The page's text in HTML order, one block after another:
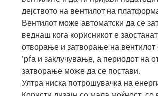
дејството на вентилот на
Вентилот може автоматски да се
веднаш кога корисникот е
отворање и затворање на вентилот
'рѓа и заклучување, а периодот на
затворање може да се постави.
Ултра ниска потрошувачка на